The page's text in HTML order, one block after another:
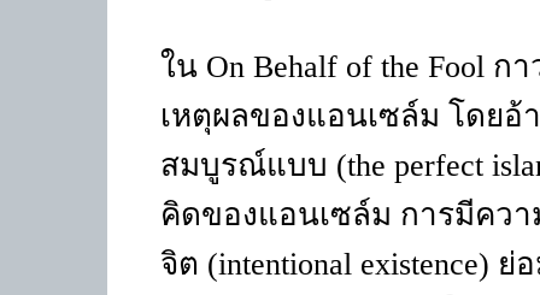
ใน On Behalf of the Fool ก
เหตุผลของแอนเซล์ม โดยอ้
สมบูรณ์แบบ (the perfect
คิดของแอนเซล์ม การมีคว
จิต (intentional existence)